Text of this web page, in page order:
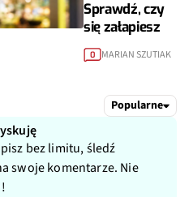
Sprawdź, czy
się załapiesz
0 MARIAN SZUTIAK
Popularne
bez limitu, śledź
swoje komentarze. Nie